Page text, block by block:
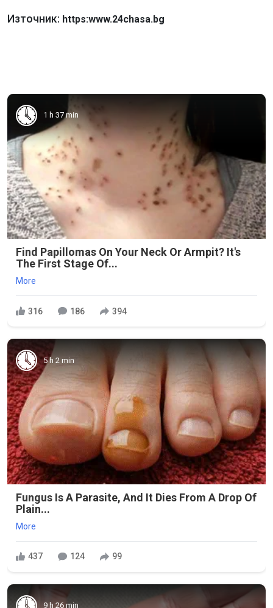
Източник: https:www.24chasa.bg
1 h 37 min
Find Papillomas On Your Neck Or Armpit? It's
The First Stage Of...
More
316 186 394
5 h 2 min
Fungus Is A Parasite, And It Dies From A Drop Of
Plain...
More
437 124 99
9 h 26 min